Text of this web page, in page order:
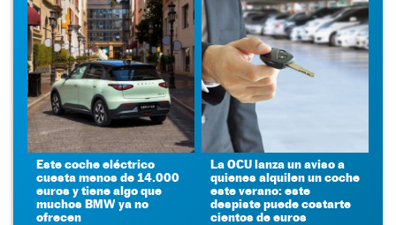
Este coche eléctrico
cuesta menos de 14.000
euros y tiene algo que
muchos BMW ya no
ofrecen
La OCU lanza un aviso a
quienes alquilen un coche
este verano: este
despiste puede costarte
cientos de euros